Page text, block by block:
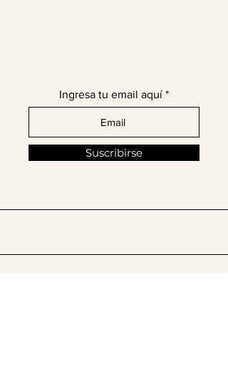
Ingresa tu email aquí
Suscribirse